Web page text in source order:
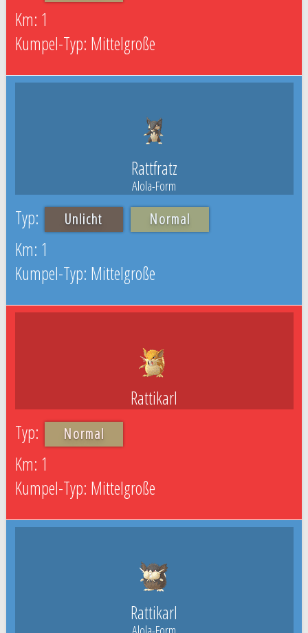
1
Mittelgroße
Rattfratz
Alola-Form
Unlicht Normal
1
Mittelgroße
Rattikarl
Normal
1
Mittelgroße
Rattikarl